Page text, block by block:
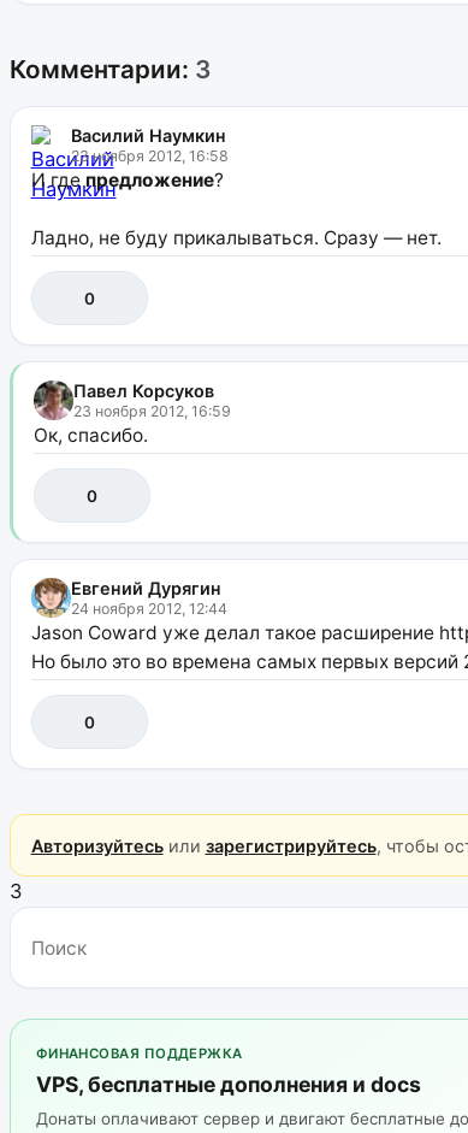
Комментарии: 3
Василий Наумкин
23 ноября 2012, 16:58
И гдепредложение?
Ладно, не буду прикалываться. Сразу — нет.
0
Павел Корсуков
23 ноября 2012, 16:59
Ок, спасибо.
0
Евгений Дурягин
24 ноября 2012, 12:44
Jason Coward уже делал такое расширение
Но было это во времена самых первых версий
0
Авторизуйтесьили зарегистрируйтесь, чтобы
3
ФИНАНСОВАЯ ПОДДЕРЖКА
VPS, бесплатные дополнения и docs
Донаты оплачивают сервер и двигают бесплатные